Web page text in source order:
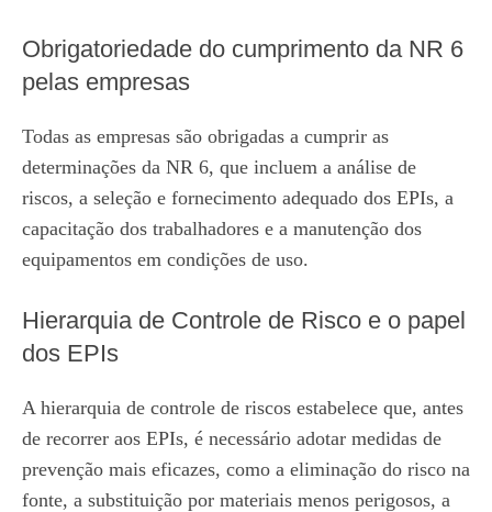
Obrigatoriedade do cumprimento da NR 6
pelas empresas
Todas as empresas são obrigadas a cumprir as
determinações da NR 6, que incluem a análise de
riscos, a seleção e fornecimento adequado dos EPIs, a
capacitação dos trabalhadores e a manutenção dos
equipamentos em condições de uso.
Hierarquia de Controle de Risco e o papel
dos EPIs
A hierarquia de controle de riscos estabelece que, antes
de recorrer aos EPIs, é necessário adotar medidas de
prevenção mais eficazes, como a eliminação do risco na
fonte, a substituição por materiais menos perigosos, a